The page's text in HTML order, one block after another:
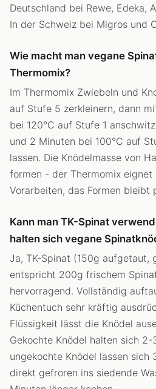
Deutschland bei Rewe, Edeka,
In der Schweiz bei Migros und
Wie macht man vegane
Thermomix?
Im Thermomix Zwiebeln und
auf Stufe 5 zerkleinern, dann
bei 120°C auf Stufe 1
und 2 Minuten bei 100°C auf
lassen. Die Knödelmasse von
formen - der Thermomix
Vorarbeiten, das Formen bleibt
Kann man TK-Spinat
halten sich vegane
Ja, TK-Spinat (150g aufgetaut,
entspricht 200g frischem
hervorragend. Vollständig
Küchentuch sehr kräftig
Flüssigkeit lässt die Knödel
Gekochte Knödel halten sich 2-
ungekochte Knödel lassen sich
direkt gefroren ins siedende